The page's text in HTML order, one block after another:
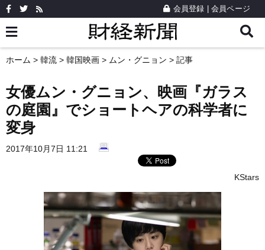
会員登録 会員ページ
ホーム > 韓流 > 韓国映画 > ムン・グニョン > 記事
女優ムン・グニョン、映画『ガラス
の庭園』でショートヘアの科学者に
変身
2017年10月7日 11:21
KStars